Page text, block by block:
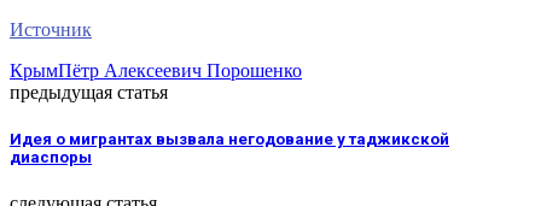
Источник
КрымПётр Алексеевич Порошенко
предыдущая статья
Идея о мигрантах вызвала негодование у таджикской
диаспоры